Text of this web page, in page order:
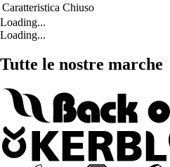
Caratteristica Chiuso
Loading...
Loading...
Tutte le nostre marche